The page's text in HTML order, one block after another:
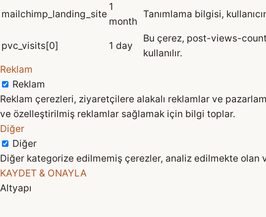
mailchimp_landing_site
1
month
Tanımlama bilgisi,
pvc_visits[0] 1 day
Bu çerez, post-views-
kullanılır.
Reklam
Reklam
Reklam çerezleri, ziyaretçilere alakalı reklamlar ve
ve özelleştirilmiş reklamlar sağlamak için bilgi toplar.
Diğer
Diğer
Diğer kategorize edilmemiş çerezler, analiz edilmekte olan
KAYDET & ONAYLA
Altyapı